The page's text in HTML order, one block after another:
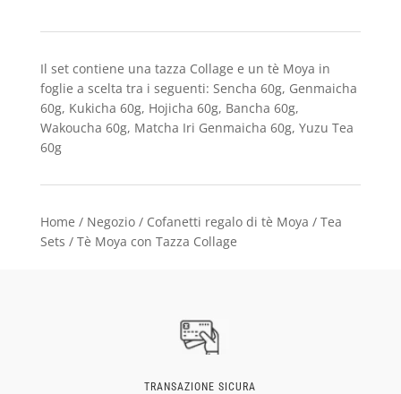
Il set contiene una tazza Collage e un tè Moya in
foglie a scelta tra i seguenti: Sencha 60g, Genmaicha
60g, Kukicha 60g, Hojicha 60g, Bancha 60g,
Wakoucha 60g, Matcha Iri Genmaicha 60g, Yuzu Tea
60g
Home / Negozio/ Cofanetti regalo di tè Moya / Tea
Sets / Tè Moya con Tazza Collage
TRANSAZIONE SICURA